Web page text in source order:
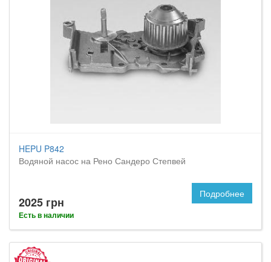
HEPU P842
Водяной насос на Рено Сандеро Степвей
2025 грн
Есть в наличии
Подробнее